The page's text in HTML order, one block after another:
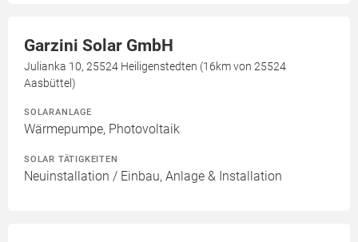
Garzini Solar GmbH
Julianka 10, 25524 Heiligenstedten (16km von 25524
Aasbüttel)
SOLARANLAGE
Wärmepumpe, Photovoltaik
SOLAR TÄTIGKEITEN
Neuinstallation / Einbau, Anlage & Installation